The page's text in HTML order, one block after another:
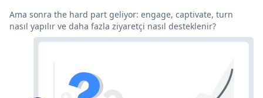
Ama sonra the hard part geliyor: engage, captivate, turn
nasıl yapılır ve daha fazla ziyaretçi nasıl desteklenir?